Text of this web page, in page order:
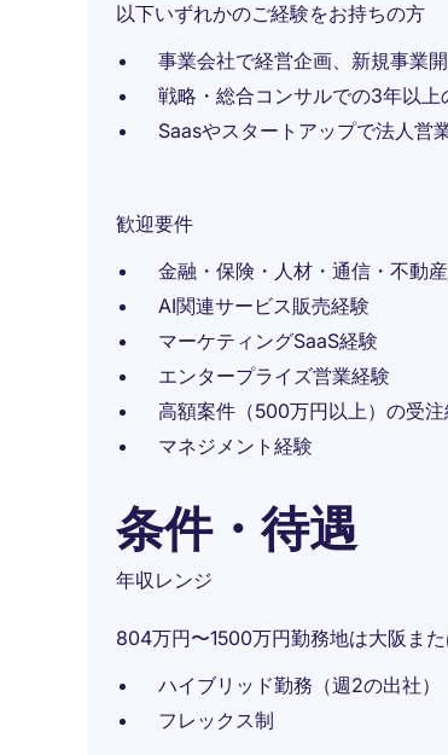
以下いずれかのご経験をお持ちの方
事業会社で経営企画、新規事業
戦略・総合コンサルでの3年以上
Saasやスタートアップで法人営
歓迎要件
金融・保険・人材・通信・不動
AI関連サービス販売経験
マーケティングSaaS経験
エンタープライズ営業経験
高額案件（500万円以上）の受注
マネジメント経験
条件・待遇
年収レンジ
804万円〜1500万円勤務地は大阪ま
ハイブリッド勤務（週2の出社）
フレックス制